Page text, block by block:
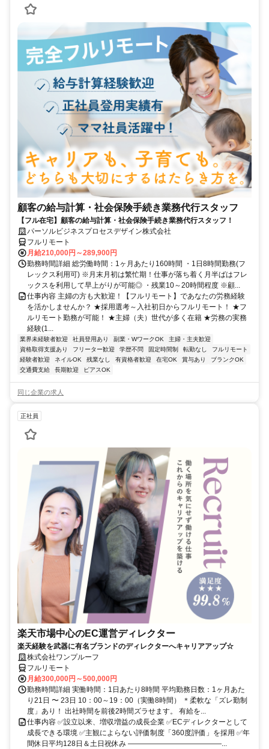
顧客の給与計算・社会保険手続き業務代行スタッフ
【フル在宅】顧客の給与計算・社会保険手続き業務代行スタッフ！
パーソルビジネスプロセスデザイン株式会社
フルリモート
月給210,000円～289,900円
勤務時間詳細 総労働時間：1ヶ月あたり160時間 ・1日8時間勤務(フ
レックス利用可) ※月末月初は繁忙期！仕事が落ち着く月半ばはフレ
ックスを利用して早上がりが可能◎ ・残業10～20時間程度 ※顧...
仕事内容 主婦の方も大歓迎！【フルリモート】であなたの労務経験
を活かしませんか？ ★採用選考～入社初日からフルリモート！ ★フ
ルリモート勤務が可能！ ★主婦（夫）世代が多く在籍 ★労務の実務
経験(1...
業界未経験者歓迎 社員登用あり 副業・WワークOK
主婦・主夫歓迎
資格取得支援あり
フリーター歓迎 学歴不問 固定時間制 転勤なし
フルリモート
経験者歓迎
ネイルOK 残業なし 有資格者歓迎 在宅OK 賞与あり
ブランクOK
交通費支給
長期歓迎 ピアスOK
同じ企業の求人
正社員
楽天市場中心のEC運営ディレクター
楽天経験を武器に有名ブランドのディレクターへキャリアアップ☆
株式会社ワンプルーフ
フルリモート
月給300,000円～500,000円
勤務時間詳細 実働時間：1日あたり8時間 平均勤務日数：1ヶ月あた
り21日 〜 23日 10：00～19：00（実働8時間） ＊柔軟な「ズレ勤制
度」あり！ 出社時間を前後2時間ズラせます。 有給を...
仕事内容 ✅設立以来、増収増益の成長企業 ✅ECディレクターとして
成長できる環境 ✅主観によらない評価制度「360度評価」を採用 ✅年
間休日平均128日＆土日祝休み ―――――――――――――...